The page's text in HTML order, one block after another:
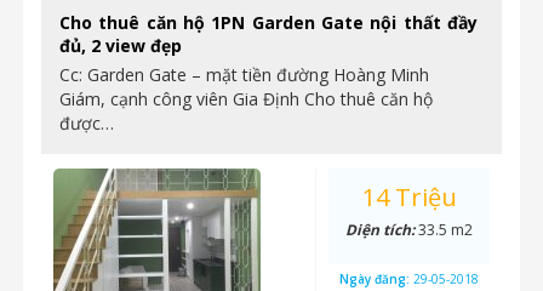
Cho thuê căn hộ 1PN Garden Gate nội thất đầy
đủ, 2 view đẹp
Cc: Garden Gate – mặt tiền đường Hoàng Minh
Giám, cạnh công viên Gia Định Cho thuê căn hộ
được…
14 Triệu
Diện tích:33.5 m2
Ngày đăng: 29-05-2018